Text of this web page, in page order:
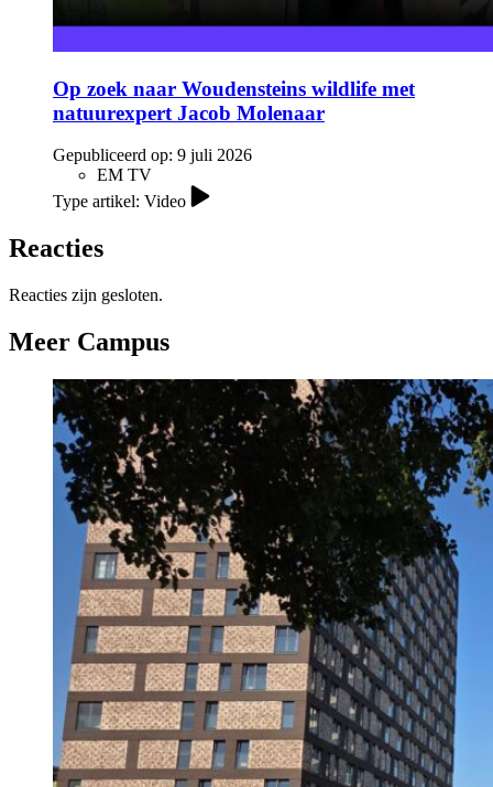
Op zoek naar Woudensteins wildlife met
natuurexpert Jacob Molenaar
Gepubliceerd op: 9 juli 2026
EM TV
Type artikel: Video
Reacties
Reacties zijn gesloten.
Meer Campus